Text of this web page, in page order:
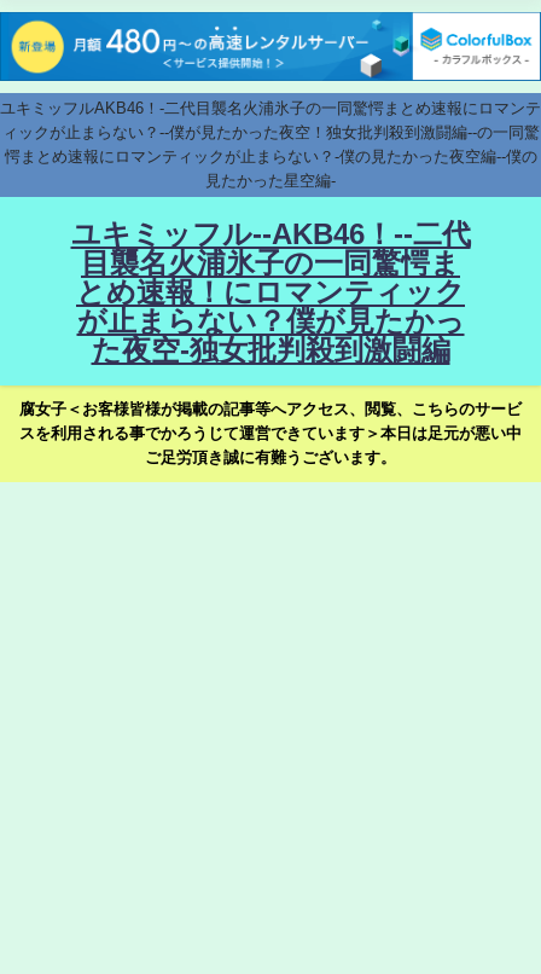
ユキミッフルAKB46！-二代目襲名火浦氷子の一同驚愕まとめ速報にロマンテ
ィックが止まらない？--僕が見たかった夜空！独女批判殺到激闘編--の一同驚
愕まとめ速報にロマンティックが止まらない？-僕の見たかった夜空編--僕の
見たかった星空編-
ユキミッフル--AKB46！--二代
目襲名火浦氷子の一同驚愕ま
とめ速報！にロマンティック
が止まらない？僕が見たかっ
た夜空-独女批判殺到激闘編
腐女子＜お客様皆様が掲載の記事等へアクセス、閲覧、こちらのサービ
スを利用される事でかろうじて運営できています＞本日は足元が悪い中
ご足労頂き誠に有難うございます。